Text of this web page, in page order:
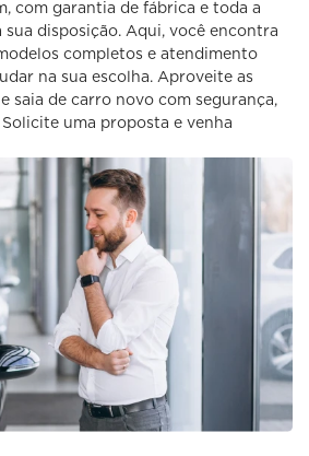
com garantia de fábrica e toda a
disposição. Aqui, você encontra
completos e atendimento
na sua escolha. Aproveite as
saia de carro novo com segurança,
uma proposta e venha